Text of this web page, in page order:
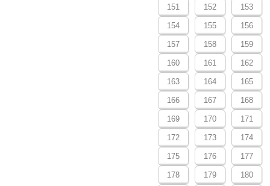
151 152 153
154 155 156
157 158 159
160 161 162
163 164 165
166 167 168
169 170 171
172 173 174
175 176 177
178 179 180